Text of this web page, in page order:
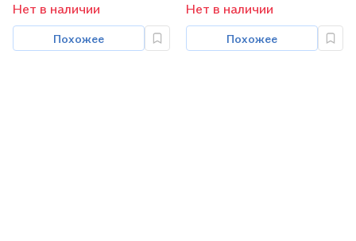
из 4 книг)
Нет в наличии
Похожее
Нет в наличии
Похожее